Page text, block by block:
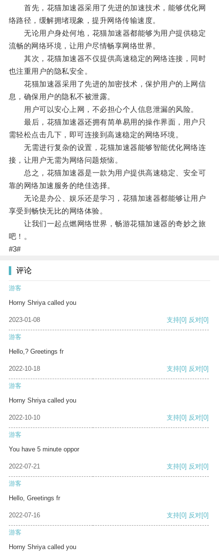
首先，花猫加速器采用了先进的加速技术，能够优化网
络路径，缓解拥堵现象，提升网络传输速度。
无论用户身处何地，花猫加速器都能够为用户提供稳定
流畅的网络环境，让用户尽情畅享网络世界。
其次，花猫加速器不仅提供高速稳定的网络连接，同时
也注重用户的隐私安全。
花猫加速器采用了先进的加密技术，保护用户的上网信
息，确保用户的隐私不被泄露。
用户可以安心上网，不必担心个人信息泄漏的风险。
最后，花猫加速器还拥有简单易用的操作界面，用户只
需轻松点击几下，即可连接到高速稳定的网络环境。
无需进行复杂的设置，花猫加速器能够智能优化网络连
接，让用户无需为网络问题烦恼。
总之，花猫加速器是一款为用户提供高速稳定、安全可
靠的网络加速服务的绝佳选择。
无论是办公、娱乐还是学习，花猫加速器都能够让用户
享受到畅快无比的网络体验。
让我们一起点燃网络世界，畅游花猫加速器的奇妙之旅
吧！。
#3#
评论
游客
Horny Shriya called you
2023-01-08 支持[0] 反对[0]
游客
Hello,? Greetings fr
2022-10-18 支持[0] 反对[0]
游客
Horny Shriya called you
2022-10-10 支持[0] 反对[0]
游客
You have 5 minute oppor
2022-07-21 支持[0] 反对[0]
游客
Hello, Greetings fr
2022-07-16 支持[0] 反对[0]
游客
Horny Shriya called you